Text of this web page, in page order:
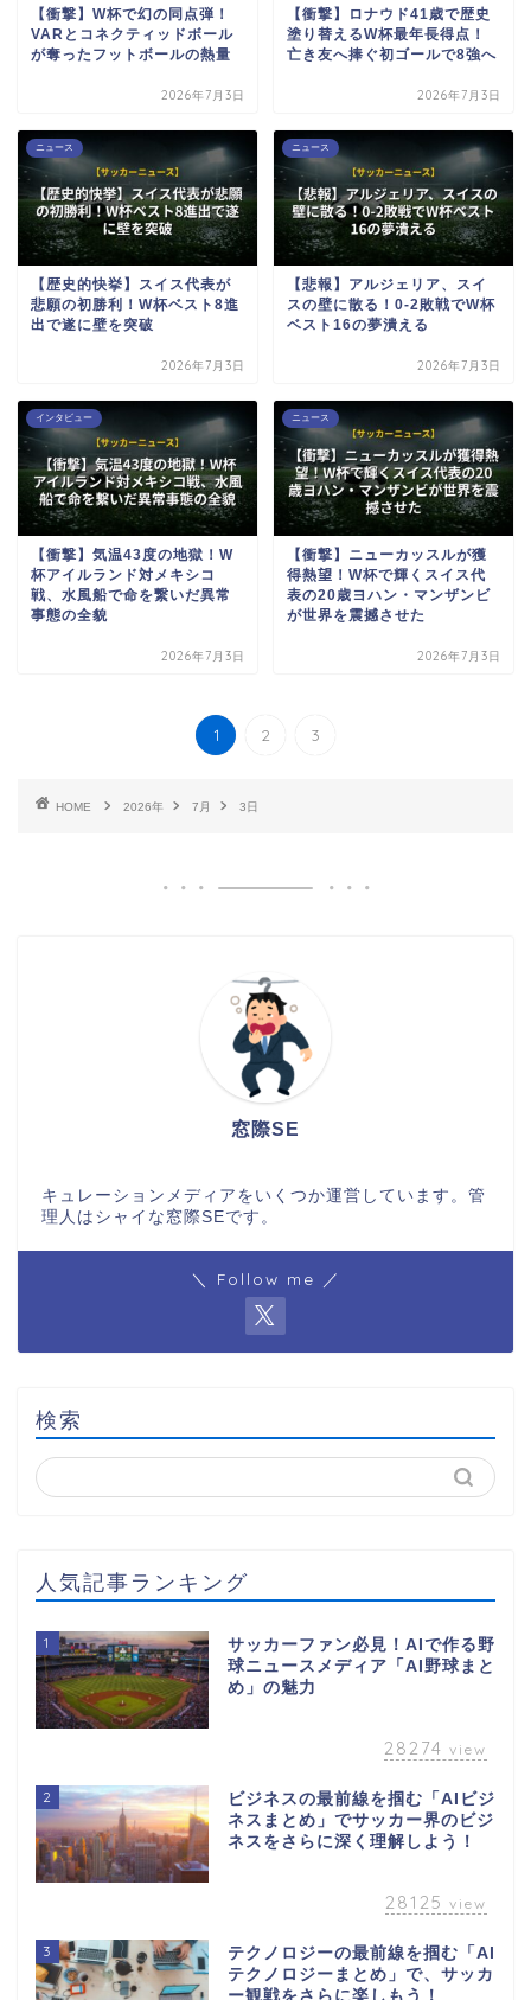
【衝撃】W杯で幻の同点弾！
VARとコネクティッドボール
が奪ったフットボールの熱量
2026年7月3日
【衝撃】ロナウド41歳で歴史
塗り替えるW杯最年長得点！
亡き友へ捧ぐ初ゴールで8強へ
2026年7月3日
ニュース
【歴史的快挙】スイス代表が
悲願の初勝利！W杯ベスト8進
出で遂に壁を突破
2026年7月3日
ニュース
【悲報】アルジェリア、スイ
スの壁に散る！0-2敗戦でW杯
ベスト16の夢潰える
2026年7月3日
インタビュー
【衝撃】気温43度の地獄！W
杯アイルランド対メキシコ
戦、水風船で命を繋いだ異常
事態の全貌
2026年7月3日
ニュース
【衝撃】ニューカッスルが獲
得熱望！W杯で輝くスイス代
表の20歳ヨハン・マンザンビ
が世界を震撼させた
2026年7月3日
1 2 3
HOME 2026年 7月 3日
窓際SE
キュレーションメディアをいくつか運営しています。管
理人はシャイな窓際SEです。
＼ Follow me ／
検索
人気記事ランキング
1
サッカーファン必見！AIで作る野
球ニュースメディア「AI野球まと
め」の魅力
28274 view
2
ビジネスの最前線を掴む「AIビジ
ネスまとめ」でサッカー界のビジ
ネスをさらに深く理解しよう！
28125 view
3
テクノロジーの最前線を掴む「AI
テクノロジーまとめ」で、サッカ
ー観戦をさらに楽しもう！